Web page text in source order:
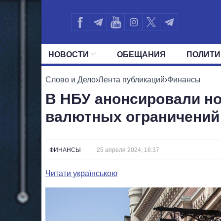
НОВОСТИ ОБЕЩАНИЯ
ВСЕ ПОЛИТИКИ ПРЕЗИДЕНТ И
Слово и Дело›Лента публикаций›Финансы
В НБУ анонсировали
валютных ограничений
ФИНАНСЫ 25 апреля 2024, 16:37
Читати українською